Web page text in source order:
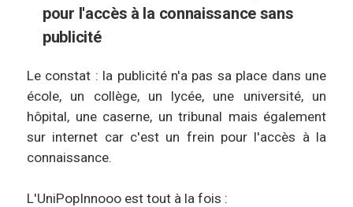
pour l'accès à la connaissance sans
publicité
Le constat : la publicité n'a pas sa place dans une
école, un collège, un lycée, une université, un
hôpital, une caserne, un tribunal mais également
sur internet car c'est un frein pour l'accès à la
connaissance.
L'UniPopInnooo est tout à la fois :